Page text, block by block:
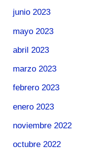
junio 2023
mayo 2023
abril 2023
marzo 2023
febrero 2023
enero 2023
noviembre 2022
octubre 2022